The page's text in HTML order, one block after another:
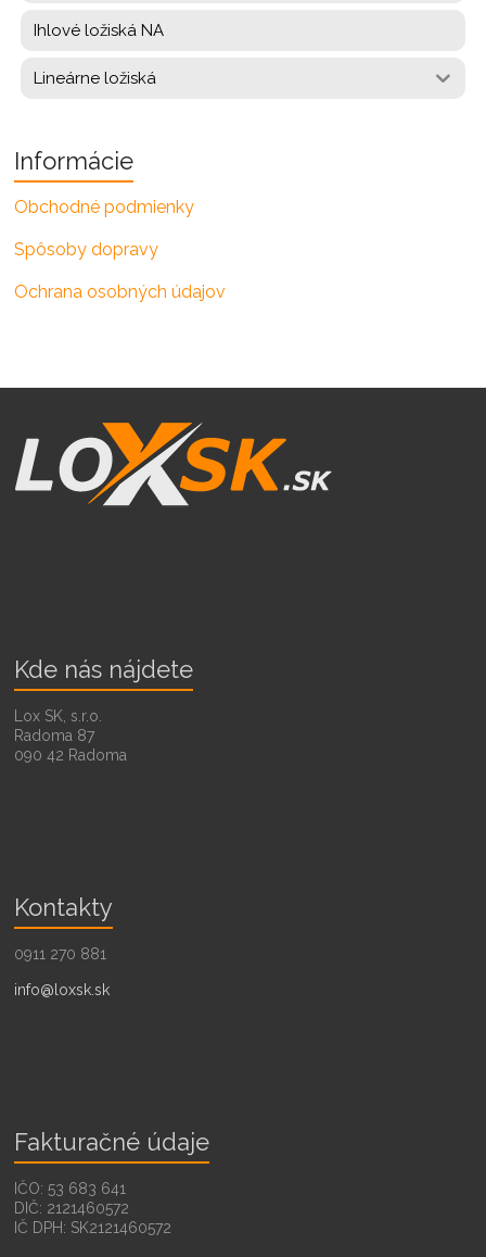
Ihlové ložiská NA
Lineárne ložiská
Informácie
Obchodné podmienky
Spôsoby dopravy
Ochrana osobných údajov
Kde nás nájdete
Lox SK, s.r.o.
Radoma 87
090 42 Radoma
Kontakty
0911 270 881
info@loxsk.sk
Fakturačné údaje
IČO: 53 683 641
DIČ: 2121460572
IČ DPH: SK2121460572